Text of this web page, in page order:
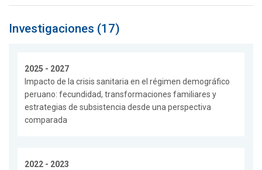
Investigaciones (17)
2025 - 2027
Impacto de la crisis sanitaria en el régimen demográfico
peruano: fecundidad, transformaciones familiares y
estrategias de subsistencia desde una perspectiva
comparada
2022 - 2023